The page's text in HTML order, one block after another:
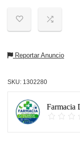
Reportar Anuncio
SKU: 1302280
Farmacia